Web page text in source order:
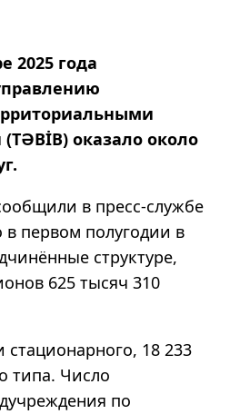
2025 года
оказало около
в пресс-службе
в первом полугодии в
структуре,
625 тысяч 310
18 233
типа. Число
по